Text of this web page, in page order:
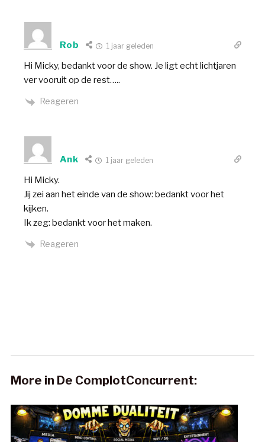
Rob 1 jaar geleden
Hi Micky, bedankt voor de show. Je ligt echt lichtjaren
ver vooruit op de rest…..
Reageren
Ank 1 jaar geleden
Hi Micky.
Jij zei aan het einde van de show: bedankt voor het
kijken.
Ik zeg: bedankt voor het maken.
Reageren
More in De ComplotConcurrent: